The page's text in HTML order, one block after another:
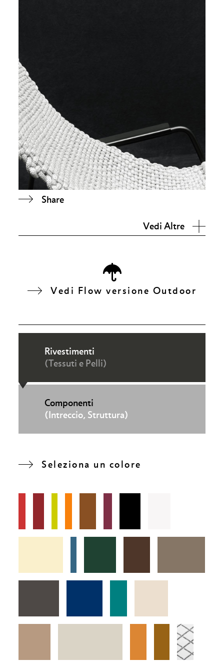
Share
Vedi Altre
Vedi Flow versione Outdoor
Rivestimenti
(Tessuti e Pelli)
Componenti
(Intreccio, Struttura)
Seleziona un colore